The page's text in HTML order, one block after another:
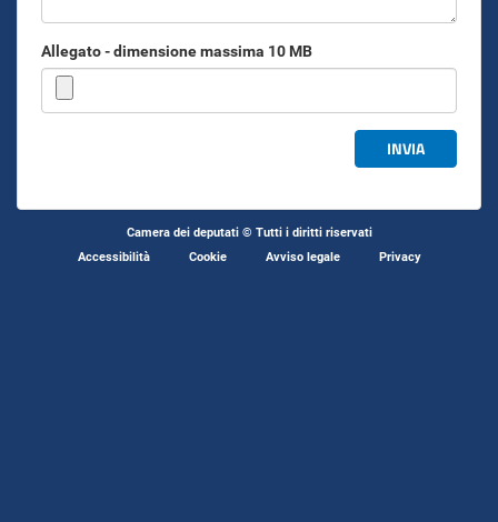
Allegato - dimensione massima 10 MB
INVIA
Camera dei deputati © Tutti i diritti riservati
Accessibilità
Cookie Avviso legale Privacy